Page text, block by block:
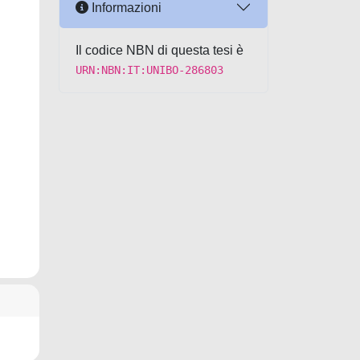
Informazioni
Il codice NBN di questa tesi è
URN:NBN:IT:UNIBO-286803